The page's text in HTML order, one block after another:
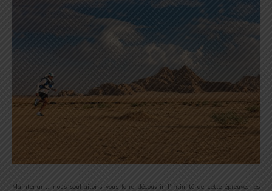
Maintenant, nous souhaitons vous faire découvrir l’intimité de cette épreuve, les